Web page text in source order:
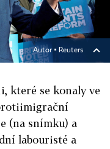
Autor ▪ Reuters
které se konaly ve
(na snímku) a
labouristé a